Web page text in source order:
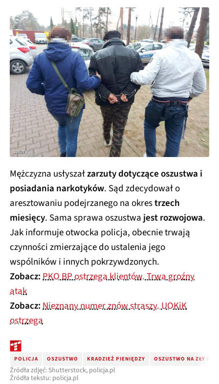
Mężczyzna usłyszałzarzuty dotyczące oszustwa i
posiadania narkotyków. Sąd zdecydował o
aresztowaniu podejrzanego na okrestrzech
miesięcy. Sama sprawa oszustwa jest rozwojowa.
Jak informuje otwocka policja, obecnie trwają
czynności zmierzające do ustalenia jego
wspólników i innych pokrzywdzonych.
Zobacz:PKO BP ostrzega klientów. Trwa groźny
atak
Zobacz:Nieznany numer znów straszy. UOKiK
ostrzega
POLICJA OSZUSTWO KRADZIEŻ PIENIĘDZY OSZUSTWO NA ZŁY
Źródła zdjęć: Shutterstock, policja.pl
Źródła tekstu: policja.pl